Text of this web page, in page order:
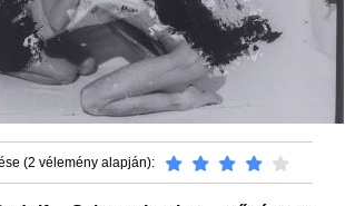
(2 vélemény alapján):